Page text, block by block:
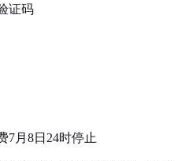
证码
7月8日24时停止